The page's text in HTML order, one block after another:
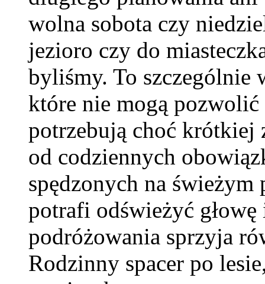
wolna sobota czy
jezioro czy do
byliśmy. To szczególnie
które nie mogą pozwolić
potrzebują choć krótkiej
od codziennych
spędzonych na
potrafi odświeżyć
podróżowania sprzyja
Rodzinny spacer po